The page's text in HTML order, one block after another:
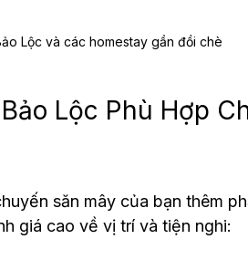
Lộc và các homestay gần đồi chè
Lộc Phù Hợp
săn mây của bạn thêm
giá cao về vị trí và tiện nghi: